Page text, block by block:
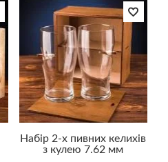
Набір 2-х пивних келихів
з кулею 7.62 мм